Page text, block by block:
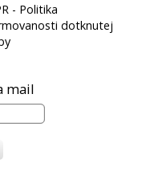
- Politika
dotknutej
mail